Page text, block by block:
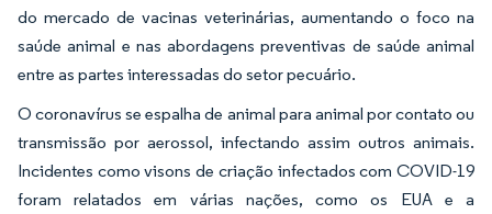
do mercado de vacinas veterinárias, aumentando o foco na
saúde animal e nas abordagens preventivas de saúde animal
entre as partes interessadas do setor pecuário.
O coronavírus se espalha de animal para animal por contato ou
transmissão por aerossol, infectando assim outros animais.
Incidentes como visons de criação infectados com COVID-19
foram relatados em várias nações, como os EUA e a